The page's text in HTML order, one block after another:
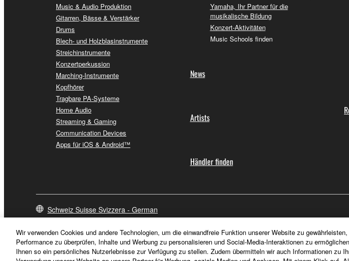
Music & Audio Produktion
Gitarren, Bässe & Verstärker
Drums
Blech- und Holzblasinstrumente
Streichinstrumente
Konzertperkussion
Marching-Instrumente
Kopfhörer
Tragbare PA-Systeme
Home Audio
Streaming & Gaming
Communication Devices
Apps für iOS & Android™
Yamaha, Ihr Partner für die
musikalische Bildung
Konzert-Aktivitäten
Music Schools finden
News
Artists
Händler finden
Schweiz Suisse Svizzera - German
Wir verwenden Cookies und andere Technologien, um die einwandfreie Funktion unserer Website zu
Performance zu überprüfen, Inhalte und Werbung zu personalisieren und Social-Media-Interaktionen zu
Ihnen so ein persönliches Nutzerlebnisse zur Verfügung zu stellen. Zudem übermitteln wir auch Informationen zu